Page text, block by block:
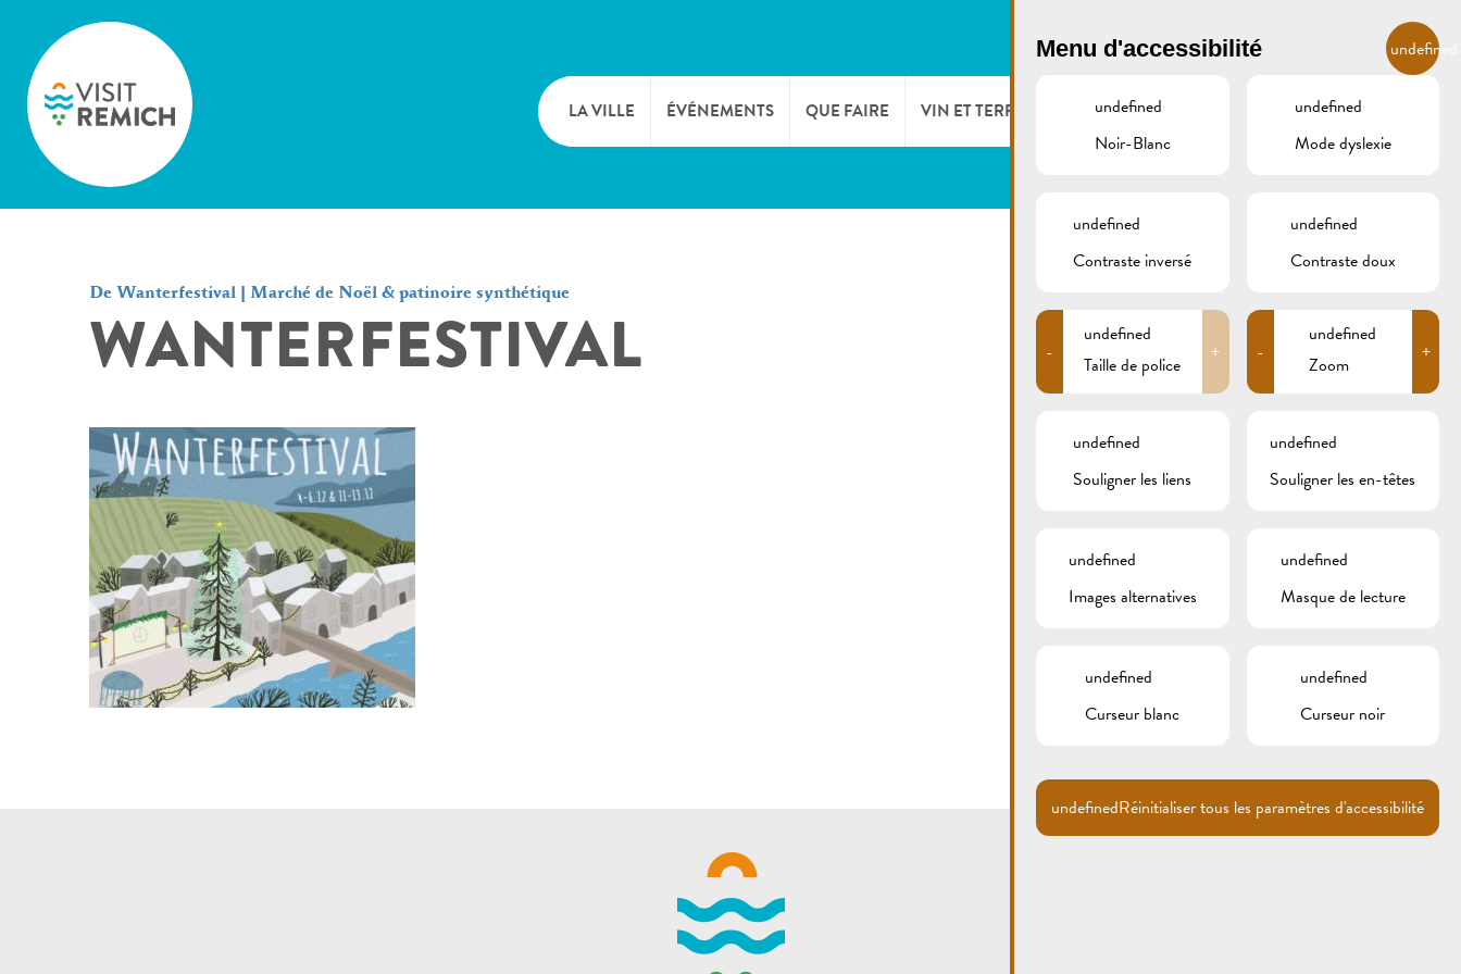
FR
LA VILLE
SYNDICAT D’INITIATIVE
ÉVÉNEMENTS QUE FAIRE VIN ET TERROIR LOGER ET MANGER
RESTAURANTS & CAFÉS
CAMPCAR
GALERIE REMICH.LU
De Wanterfestival | Marché de Noël & patinoire synthétique
WANTERFESTIVAL
Menu d'accessibilité undefined
undefined
Noir-Blanc
undefined
Mode dyslexie
undefined
Contraste inversé
undefined
Contraste doux
-
undefined
Taille de police
+ -
undefined
Zoom
+
undefined
Souligner les liens
undefined
Souligner les en-têtes
undefined
Images alternatives
undefined
Masque de lecture
undefined
Curseur blanc
undefined
Curseur noir
undefinedRéinitialiser tous les paramètres d'accessibilité